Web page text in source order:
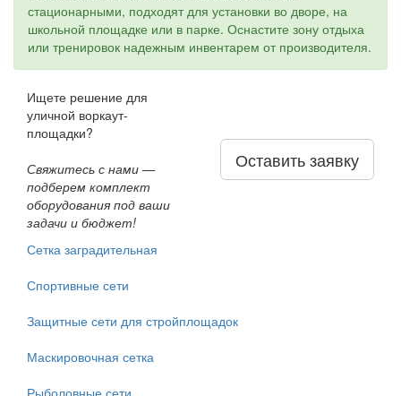
стационарными, подходят для установки во дворе, на
школьной площадке или в парке. Оснастите зону отдыха
или тренировок надежным инвентарем от производителя.
Ищете решение для
уличной воркаут-
площадки?
Свяжитесь с нами —
подберем комплект
оборудования под ваши
задачи и бюджет!
Оставить заявку
Сетка заградительная
Спортивные сети
Защитные сети для стройплощадок
Маскировочная сетка